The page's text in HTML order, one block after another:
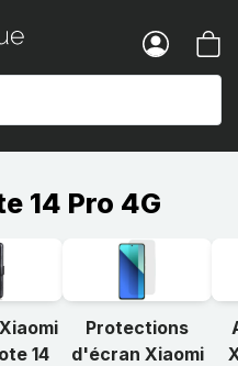
- Coques et Accessoires
14 Pro 4G
14
Protections
d'écran Xiaomi